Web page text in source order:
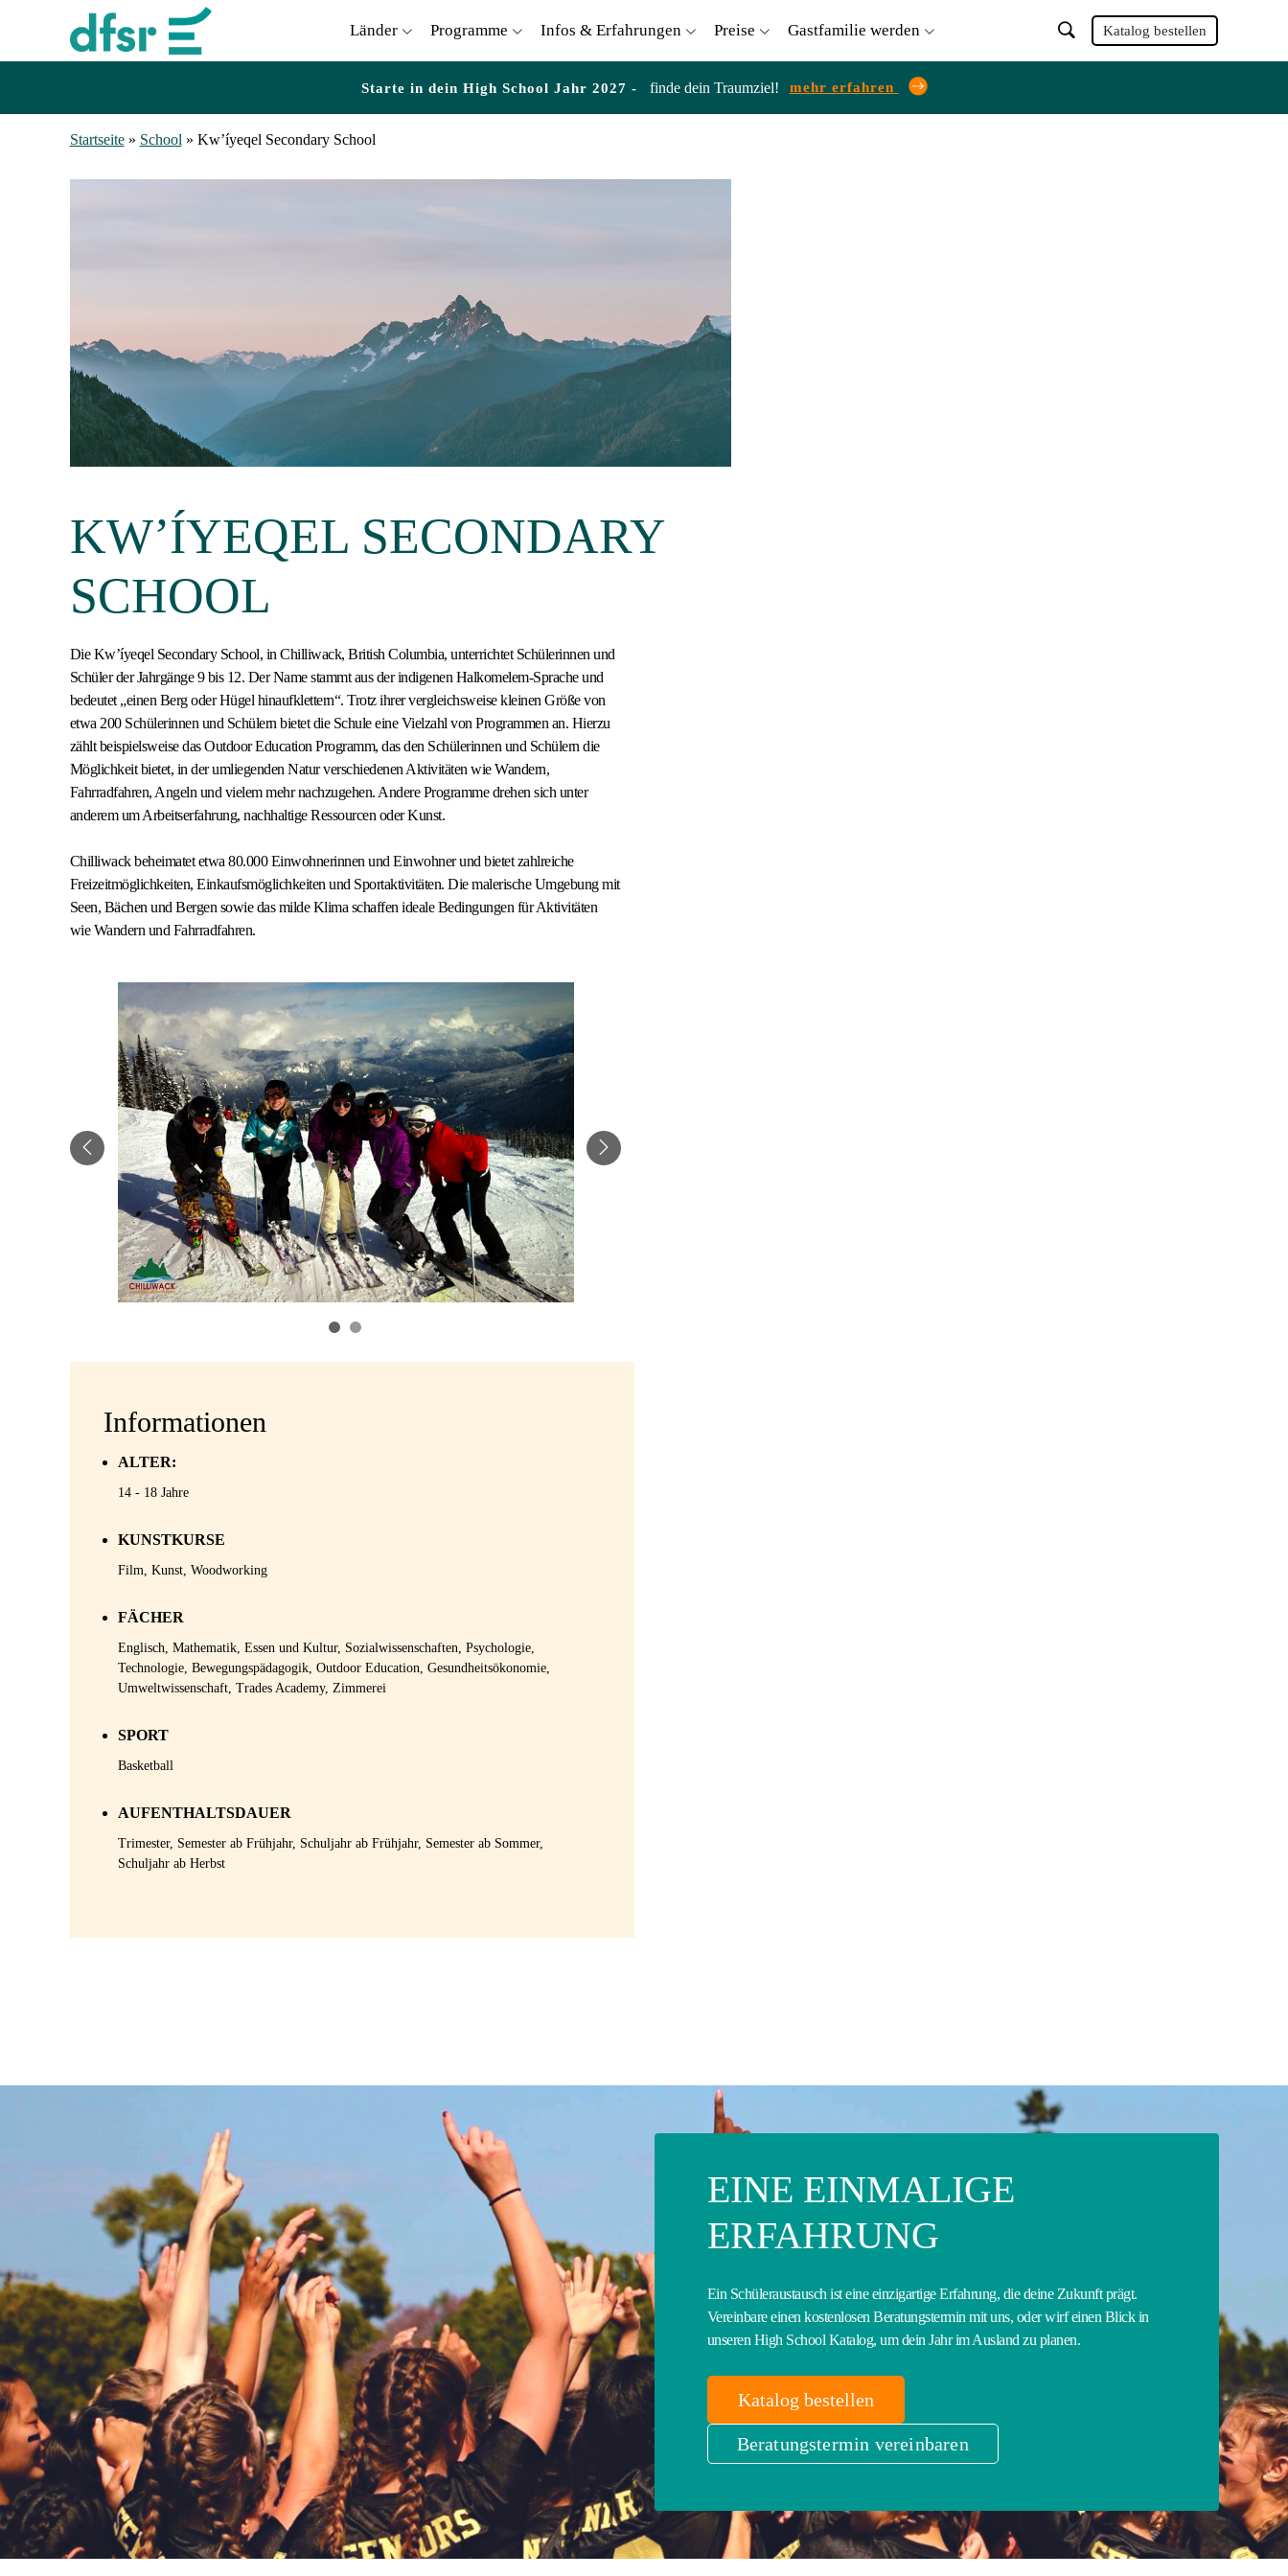
Länder Programme Infos & Erfahrungen Preise Gastfamilie werden Katalog bestellen
Starte in dein High School Jahr 2027 - finde dein Traumziel! mehr erfahren
Startseite» School » Kw’íyeqel Secondary School
KW’ÍYEQEL SECONDARY
SCHOOL
Die Kw’íyeqel Secondary School, in Chilliwack, British Columbia, unterrichtet Schülerinnen und
Schüler der Jahrgänge 9 bis 12. Der Name stammt aus der indigenen Halkomelem-Sprache und
bedeutet „einen Berg oder Hügel hinaufklettern“. Trotz ihrer vergleichsweise kleinen Größe von
etwa 200 Schülerinnen und Schülern bietet die Schule eine Vielzahl von Programmen an. Hierzu
zählt beispielsweise das Outdoor Education Programm, das den Schülerinnen und Schülern die
Möglichkeit bietet, in der umliegenden Natur verschiedenen Aktivitäten wie Wandern,
Fahrradfahren, Angeln und vielem mehr nachzugehen. Andere Programme drehen sich unter
anderem um Arbeitserfahrung, nachhaltige Ressourcen oder Kunst.
Chilliwack beheimatet etwa 80.000 Einwohnerinnen und Einwohner und bietet zahlreiche
Freizeitmöglichkeiten, Einkaufsmöglichkeiten und Sportaktivitäten. Die malerische Umgebung mit
Seen, Bächen und Bergen sowie das milde Klima schaffen ideale Bedingungen für Aktivitäten
wie Wandern und Fahrradfahren.
Informationen
ALTER:
14 - 18 Jahre
KUNSTKURSE
Film, Kunst, Woodworking
FÄCHER
Englisch, Mathematik, Essen und Kultur, Sozialwissenschaften, Psychologie,
Technologie, Bewegungspädagogik, Outdoor Education, Gesundheitsökonomie,
Umweltwissenschaft, Trades Academy, Zimmerei
SPORT
Basketball
AUFENTHALTSDAUER
Trimester, Semester ab Frühjahr, Schuljahr ab Frühjahr, Semester ab Sommer,
Schuljahr ab Herbst
EINE EINMALIGE
ERFAHRUNG
Ein Schüleraustausch ist eine einzigartige Erfahrung, die deine Zukunft prägt.
Vereinbare einen kostenlosen Beratungstermin mit uns, oder wirf einen Blick in
unseren High School Katalog, um dein Jahr im Ausland zu planen.
Katalog bestellen
Beratungstermin vereinbaren